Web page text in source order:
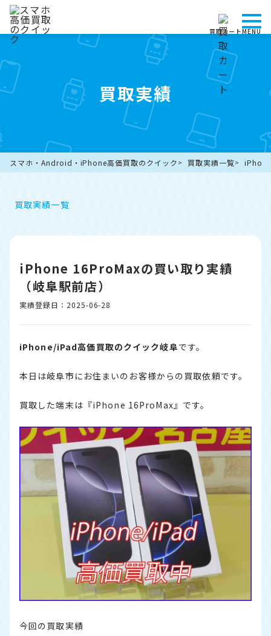
買取カートMENU
買取実績
スマホ・Android・iPhone高価買取のクイック 買取実績一覧
買取実績一覧
iPhone 16ProMaxの買い取り実績
（岐阜駅前店）
実績登録日：2025-06-28
iPhone/iPad高価買取のクイック岐阜です。
本日は岐阜市にお住まいのお客様からの買取依頼です。
買取した端末は『iPhone 16ProMax』です。
今回の買取実績